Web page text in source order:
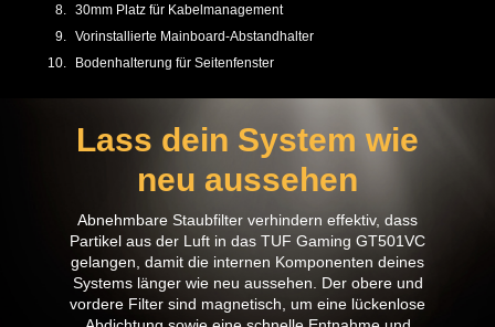
30mm Platz für Kabelmanagement
Vorinstallierte Mainboard-Abstandhalter
Bodenhalterung für Seitenfenster
Lass dein System wie
neu aussehen
Abnehmbare Staubfilter verhindern effektiv, dass
Partikel aus der Luft in das TUF Gaming GT501VC
gelangen, damit die internen Komponenten deines
Systems länger wie neu aussehen. Der obere und
vordere Filter sind magnetisch, um eine lückenlose